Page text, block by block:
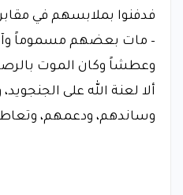
فدفنوا بملابسهم في
– مات بعضهم مسموماً
وعطشاً وكان الموت
ألا لعنة الله على
وساندهم، ودعمهم،